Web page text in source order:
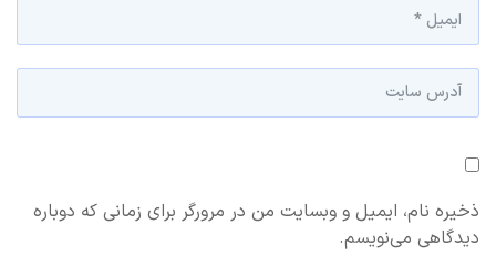
ذخیره نام، ایمیل و وبسایت من در مرورگر برای زمانی که دوباره
دیدگاهی می‌نویسم.